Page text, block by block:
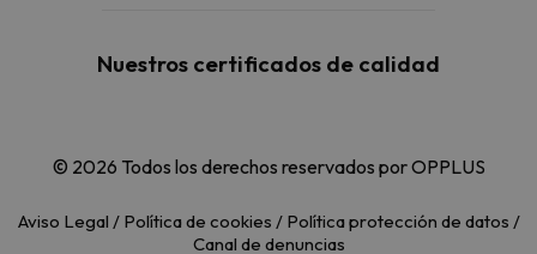
Nuestros certificados de calidad
© 2026 Todos los derechos reservados por OPPLUS
Aviso Legal / Política de cookies / Política protección de datos /
Canal de denuncias